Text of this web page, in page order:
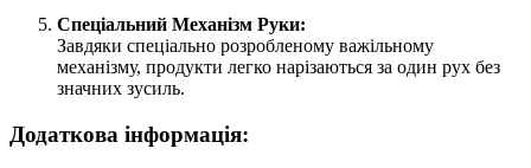
Спеціальний Механізм Руки:
Завдяки спеціально розробленому важільному
механізму, продукти легко нарізаються за один рух без
значних зусиль.
Додаткова інформація: